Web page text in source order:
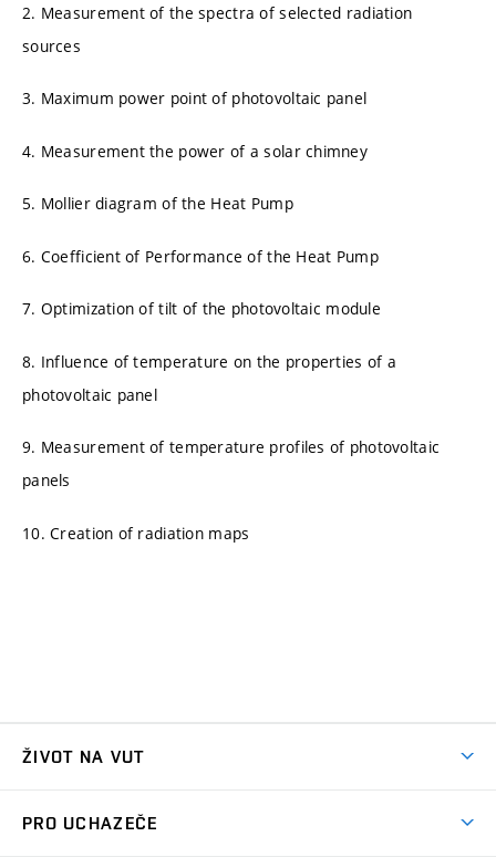
2. Measurement of the spectra of selected radiation
sources
3. Maximum power point of photovoltaic panel
4. Measurement the power of a solar chimney
5. Mollier diagram of the Heat Pump
6. Coefficient of Performance of the Heat Pump
7. Optimization of tilt of the photovoltaic module
8. Influence of temperature on the properties of a
photovoltaic panel
9. Measurement of temperature profiles of photovoltaic
panels
10. Creation of radiation maps
ŽIVOT NA VUT
PRO UCHAZEČE